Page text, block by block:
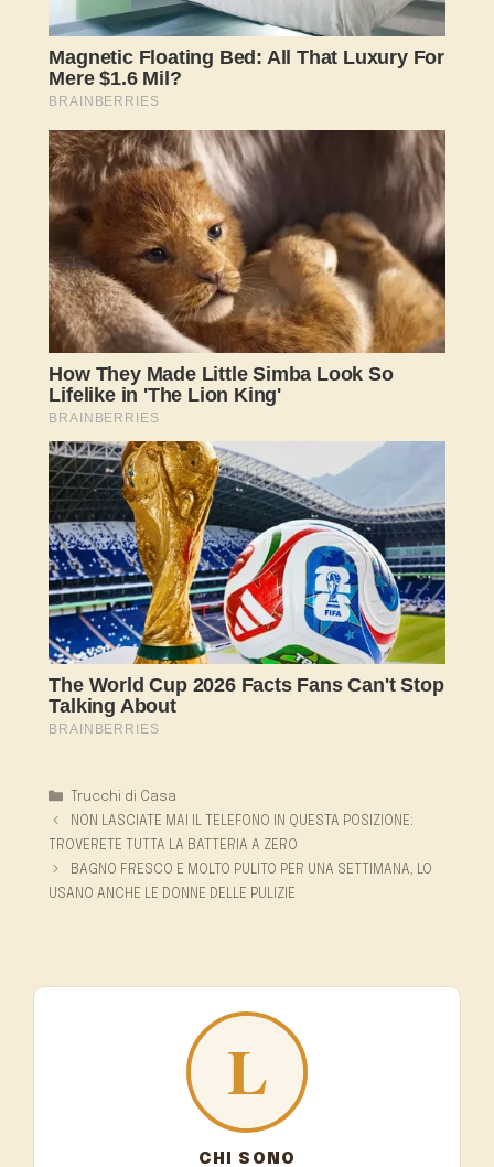
Categorie
Trucchi di Casa
NON LASCIATE MAI IL TELEFONO IN QUESTA POSIZIONE:
TROVERETE TUTTA LA BATTERIA A ZERO
BAGNO FRESCO E MOLTO PULITO PER UNA SETTIMANA, LO
USANO ANCHE LE DONNE DELLE PULIZIE
CHI SONO